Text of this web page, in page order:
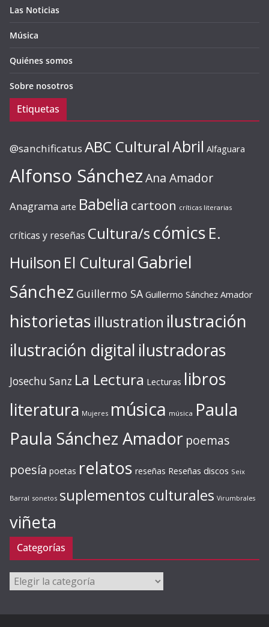
Las Noticias
Música
Quiénes somos
Sobre nosotros
Etiquetas
@sanchificatus ABC CulturalAbril Alfaguara
Alfonso SánchezAna Amador
Anagrama arte Babelia cartoon críticas literarias
críticas y reseñas Cultura/s cómics E.
Huilson El Cultural Gabriel
Sánchez Guillermo SA Guillermo Sánchez Amador
historietas illustration ilustración
ilustración digital ilustradoras
Josechu Sanz La Lectura Lecturas libros
literatura Mujeres música música Paula
Paula Sánchez Amador poemas
poesía poetas relatos reseñas Reseñas discos Seix
Barral sonetos suplementos culturales Virumbrales
viñeta
Categorías
Categorías